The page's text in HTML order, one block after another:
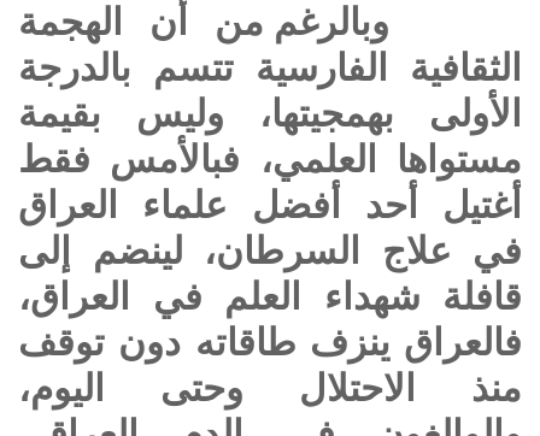
وبالرغم من أن الهجمة
الثقافية الفارسية تتسم بالدرجة
الأولى بهمجيتها، وليس بقيمة
مستواها العلمي، فبالأمس فقط
أغتيل أحد أفضل علماء العراق
في علاج السرطان، لينضم إلى
قافلة شهداء العلم في العراق،
فالعراق ينزف طاقاته دون توقف
منذ الاحتلال وحتى اليوم،